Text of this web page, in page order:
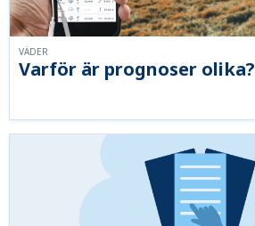
Varför är prognoser olika?
VÄDER